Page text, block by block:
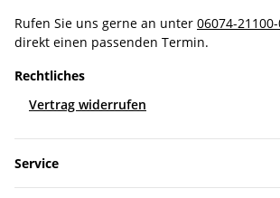
Rufen Sie uns gerne an unter 06074-
direkt einen passenden Termin.
Rechtliches
Vertrag widerrufen
Service